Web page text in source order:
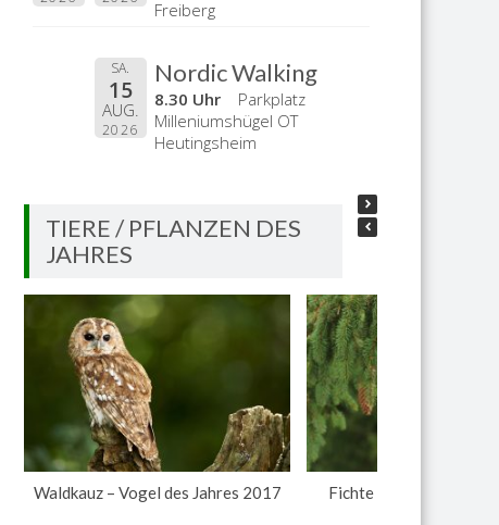
Freiberg
SA.
15
AUG.
2026
Nordic Walking
8.30 Uhr
Parkplatz
Milleniumshügel OT
Heutingsheim
TIERE / PFLANZEN DES
JAHRES
Waldkauz – Vogel des Jahres 2017 Fichte – Baum des